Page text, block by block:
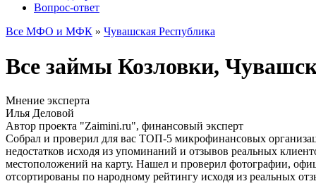
Вопрос-ответ
Все МФО и МФК » Чувашская Республика
Все займы Козловки,
Мнение эксперта
Илья Деловой
Автор проекта "Zaimini.ru", финансовый эксперт
Собрал и проверил для вас ТОП-5 микрофинансовых
недостатков исходя из упоминаний и отзывов реальных
местоположений на карту. Нашел и проверил фотографии,
отсортированы по народному рейтингу исходя из реальных